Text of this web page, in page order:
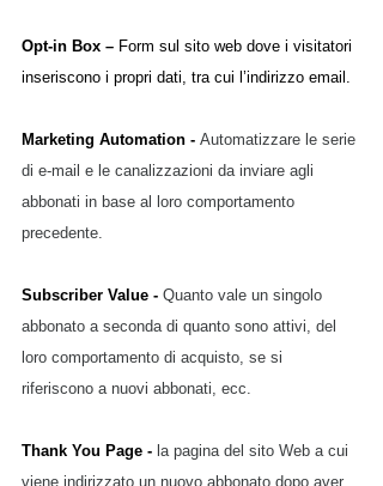
Opt-in Box – Form sul sito web dove i visitatori
inseriscono i propri dati, tra cui l’indirizzo email.
Marketing Automation - Automatizzare le serie
di e-mail e le canalizzazioni da inviare agli
abbonati in base al loro comportamento
precedente.
Subscriber Value - Quanto vale un singolo
abbonato a seconda di quanto sono attivi, del
loro comportamento di acquisto, se si
riferiscono a nuovi abbonati, ecc.
Thank You Page - la pagina del sito Web a cui
viene indirizzato un nuovo abbonato dopo aver